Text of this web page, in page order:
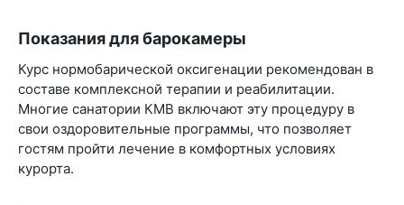
Показания для барокамеры
Курс нормобарической оксигенации рекомендован в
составе комплексной терапии и реабилитации.
Многие санатории КМВ включают эту процедуру в
свои оздоровительные программы, что позволяет
гостям пройти лечение в комфортных условиях
курорта.